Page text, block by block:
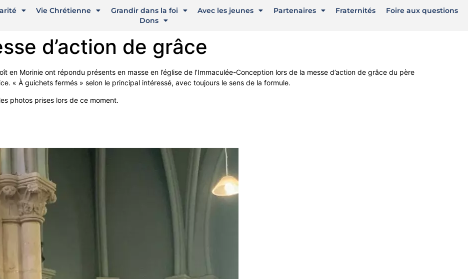
Vie Chrétienne Grandir dans la foi Avec les jeunes Partenaires Fraternités
Foire aux questions
Dons
d’action de grâce
en Morinie ont répondu présents en masse en l’église de l’Immaculée-Conception lors de la messe d’action de grâce du père
« À guichets fermés » selon le principal intéressé, avec toujours le sens de la formule.
photos prises lors de ce moment.